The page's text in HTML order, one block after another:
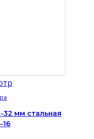
32 мм стальная
16